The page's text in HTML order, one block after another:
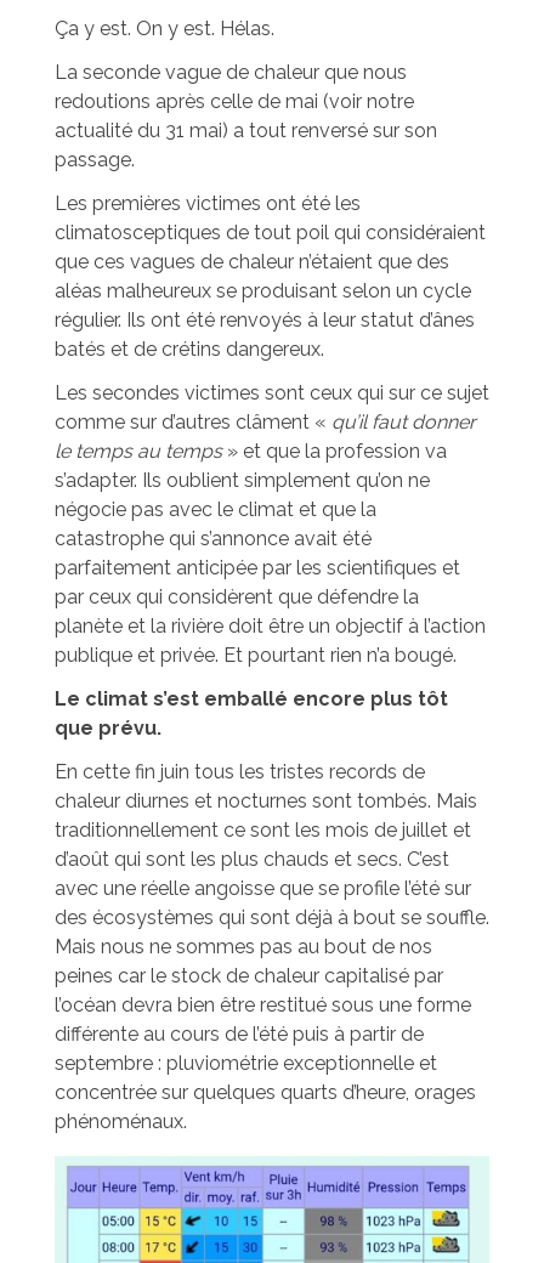
Ça y est. On y est. Hélas.
La seconde vague de chaleur que nous
redoutions après celle de mai (voir notre
actualité du 31 mai) a tout renversé sur son
passage.
Les premières victimes ont été les
climatosceptiques de tout poil qui considéraient
que ces vagues de chaleur n’étaient que des
aléas malheureux se produisant selon un cycle
régulier. Ils ont été renvoyés à leur statut d’ânes
batés et de crétins dangereux.
Les secondes victimes sont ceux qui sur ce sujet
comme sur d’autres clâment « qu’il faut donner
le temps au temps» et que la profession va
s’adapter. Ils oublient simplement qu’on ne
négocie pas avec le climat et que la
catastrophe qui s’annonce avait été
parfaitement anticipée par les scientifiques et
par ceux qui considèrent que défendre la
planète et la rivière doit être un objectif à l’action
publique et privée. Et pourtant rien n’a bougé.
Le climat s’est emballé encore plus tôt
que prévu.
En cette fin juin tous les tristes records de
chaleur diurnes et nocturnes sont tombés. Mais
traditionnellement ce sont les mois de juillet et
d’août qui sont les plus chauds et secs. C’est
avec une réelle angoisse que se profile l’été sur
des écosystèmes qui sont déjà à bout se souffle.
Mais nous ne sommes pas au bout de nos
peines car le stock de chaleur capitalisé par
l’océan devra bien être restitué sous une forme
différente au cours de l’été puis à partir de
septembre : pluviométrie exceptionnelle et
concentrée sur quelques quarts d’heure, orages
phénoménaux.